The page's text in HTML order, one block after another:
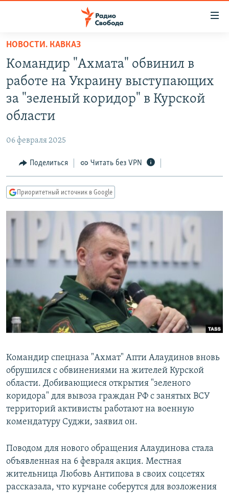
упрощенного
доступа
Вернуться
основному
содержанию
навигации
Вернутся
ПОДКАСТЫ
АВТОРСКИЕ ПРОЕКТЫ
ЦИТАТЫ СВОБОДЫ
КУЛЬТУРА
IDEL.РЕАЛИИ
КАВКАЗ.РЕАЛИИ
СИБИРЬ.РЕАЛИИ
РАСПИСАНИЕ ВЕЩАНИЯ
ПОДПИШИТЕСЬ НА РАССЫЛКУ
СОЦИАЛЬНЫЕ СЕТИ
Все сайты РСЕ/РС
НОВОСТИ. КАВКАЗ
Командир "Ахмата" обвинил в
работе на Украину выступающих
за "зеленый коридор" в Курской
области
06 февраля 2025
Поделиться Читать без VPN
Приоритетный источник в Google
Командир спецназа "Ахмат" Апти Алаудинов вновь
обрушился с обвинениями на жителей Курской
области. Добивающиеся открытия "зеленого
коридора" для вывоза граждан РФ с занятых ВСУ
территорий активисты работают на военную
комендатуру Суджи, заявил он.
Поводом для нового обращения Алаудинова стала
объявленная на 6 февраля акция. Местная
жительница Любовь Антипова в своих соцсетях
рассказала, что курчане соберутся для возложения